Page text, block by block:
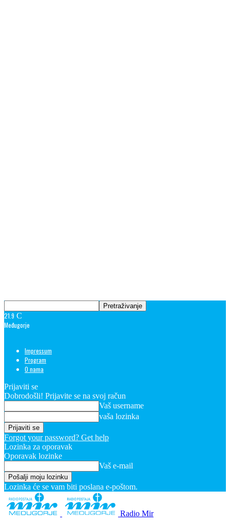
21.9 C
Međugorje
Impressum
Program
O nama
Prijaviti se
Dobrodošli! Prijavite se na svoj račun
Vaš username
vaša lozinka
Forgot your password? Get help
Lozinka za oporavak
Oporavak lozinke
Vaš e-mail
Lozinka će se vam biti poslana e-poštom.
Radio Mir